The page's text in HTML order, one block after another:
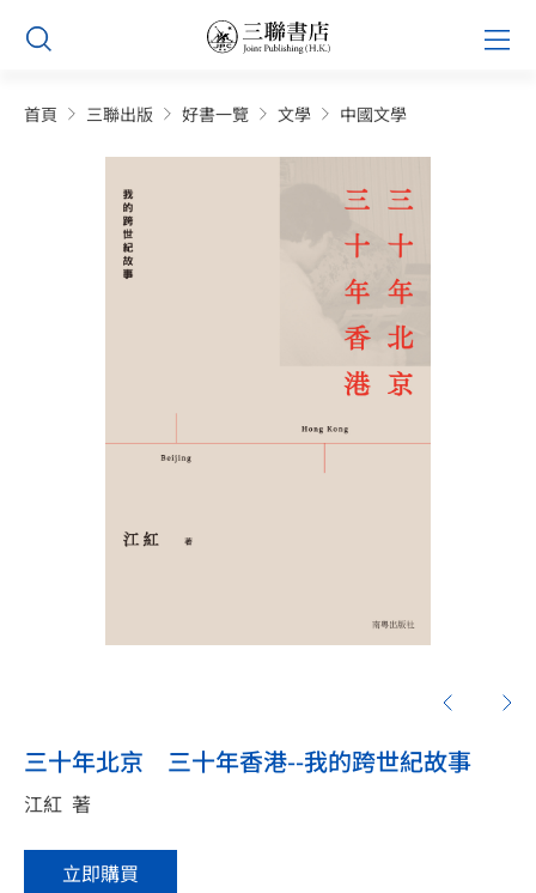
Skip
content
首頁 三聯出版 好書一覽 文學 中國文學
三十年北京 三十年香港--我的跨世紀故事
江紅 著
立即購買